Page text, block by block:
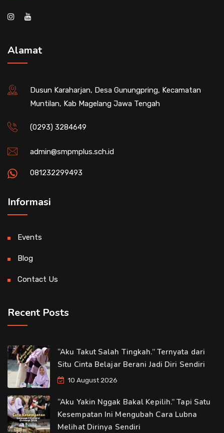
Alamat
Dusun Karaharjan, Desa Gunungpring, Kecamatan
Muntilan, Kab Magelang Jawa Tengah
(0293) 3284649
admin@smpmplus.sch.id
081232299493
Informasi
Events
Blog
Contact Us
Recent Posts
“Aku Takut Salah Tingkah.” Ternyata dari
Situ Cinta Belajar Berani Jadi Diri Sendiri
10 August 2026
“Aku Yakin Nggak Bakal Kepilih.” Tapi Satu
Kesempatan Ini Mengubah Cara Lubna
Melihat Dirinya Sendiri